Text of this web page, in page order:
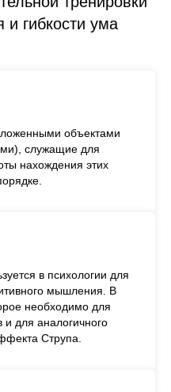
гибкости ума
объектами
служащие для
нахождения этих
в психологии для
мышления. В
необходимо для
и для аналогичного
Струпа.